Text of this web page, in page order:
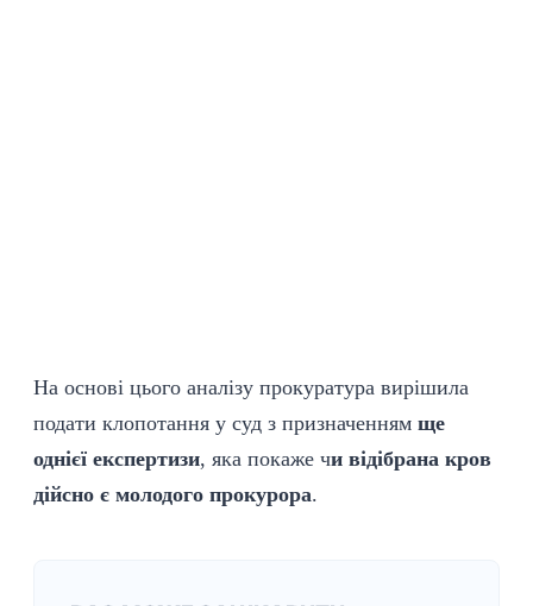
На основі цього аналізу прокуратура вирішила
подати клопотання у суд з призначенням ще
однієї експертизи, яка покаже чи відібрана кров
дійсно є молодого прокурора.